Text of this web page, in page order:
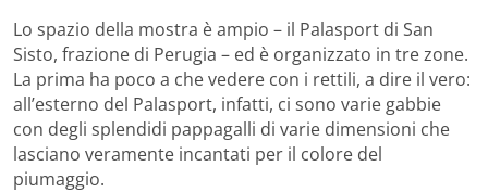
Lo spazio della mostra è ampio – il Palasport di San
Sisto, frazione di Perugia – ed è organizzato in tre zone.
La prima ha poco a che vedere con i rettili, a dire il vero:
all’esterno del Palasport, infatti, ci sono varie gabbie
con degli splendidi pappagalli di varie dimensioni che
lasciano veramente incantati per il colore del
piumaggio.